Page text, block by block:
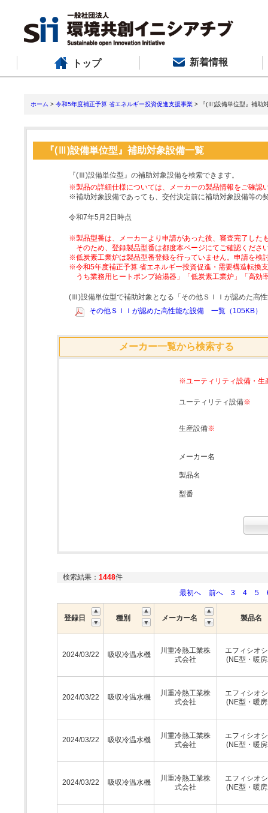
トップ 新着情報
ホーム > 令和5年度補正予算 省エネルギー投資促進支援事業 > 『(Ⅲ)設備単位型』補助
『(Ⅲ)設備単位型』補助対象設備一覧
『(Ⅲ)設備単位型』の補助対象設備を検索できます。
※製品の詳細仕様については、メーカーの製品情報をご確認
※補助対象設備であっても、交付決定前に補助対象設備等の
令和7年5月2日時点
※製品型番は、メーカーより申請があった後、審査完了した
そのため、登録製品型番は都度本ページにてご確認くださ
※低炭素工業炉は製品型番登録を行っていません。申請を検
※令和5年度補正予算 省エネルギー投資促進・需要構造転換
うち業務用ヒートポンプ給湯器」「低炭素工業炉」「高
(Ⅲ)設備単位型で補助対象となる「その他ＳＩＩが認めた高
その他ＳＩＩが認めた高性能な設備 一覧（105KB）
メーカー一覧から検索する
※ユーティリティ設備・生
ユーティリティ設備※
生産設備※
メーカー名
製品名
型番
検索結果： 1448件
最初へ
前へ 3 4 5
登録日 種別 メーカー名 製品名
2024/03/22 吸収冷温水機
川重冷熱工業株
式会社
エフィシオ
(NE型・暖
2024/03/22 吸収冷温水機
川重冷熱工業株
式会社
エフィシオ
(NE型・暖
2024/03/22 吸収冷温水機
川重冷熱工業株
式会社
エフィシオ
(NE型・暖
2024/03/22 吸収冷温水機
川重冷熱工業株
式会社
エフィシオ
(NE型・暖